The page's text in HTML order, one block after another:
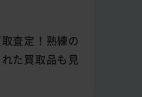
査定！熟練の
た買取品も見